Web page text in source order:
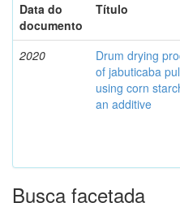
Data do
documento
Título
2020
Drum drying
of jabuticaba
using corn
an additive
Busca facetada